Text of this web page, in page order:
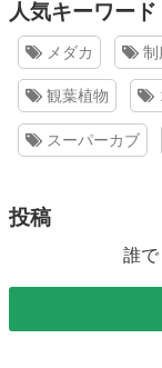
人気キーワード
メダカ 制
観葉植物
スーパーカブ
投稿
誰で